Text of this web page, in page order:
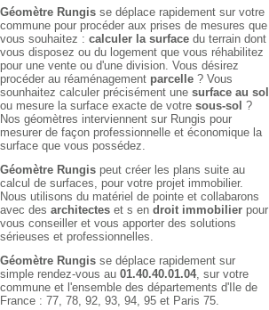
Géomètre Rungis se déplace rapidement sur votre
commune pour procéder aux prises de mesures que
vous souhaitez : calculer la surface du terrain dont
vous disposez ou du logement que vous réhabilitez
pour une vente ou d'une division. Vous désirez
procéder au réaménagement parcelle ? Vous
sounhaitez calculer précisément une surface au sol
ou mesure la surface exacte de votre sous-sol ?
Nos géomètres interviennent sur Rungis pour
mesurer de façon professionnelle et économique la
surface que vous possédez.
Géomètre Rungis peut créer les plans suite au
calcul de surfaces, pour votre projet immobilier.
Nous utilisons du matériel de pointe et collabarons
avec des architectes et s en droit immobilier pour
vous conseiller et vous apporter des solutions
sérieuses et professionnelles.
Géomètre Rungis se déplace rapidement sur
simple rendez-vous au 01.40.40.01.04, sur votre
commune et l'ensemble des départements d'Ile de
France : 77, 78, 92, 93, 94, 95 et Paris 75.